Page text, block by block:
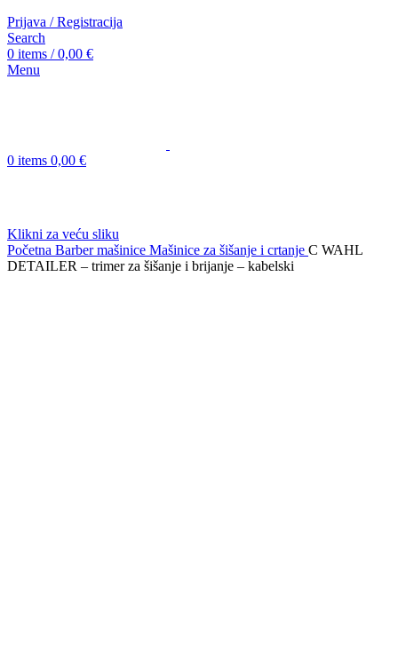
Prijava / Registracija
Search
0 items / 0,00 €
Menu
0 items 0,00 €
Klikni za veću sliku
Početna Barber mašinice Mašinice za šišanje i crtanje C WAHL
DETAILER – trimer za šišanje i brijanje – kabelski